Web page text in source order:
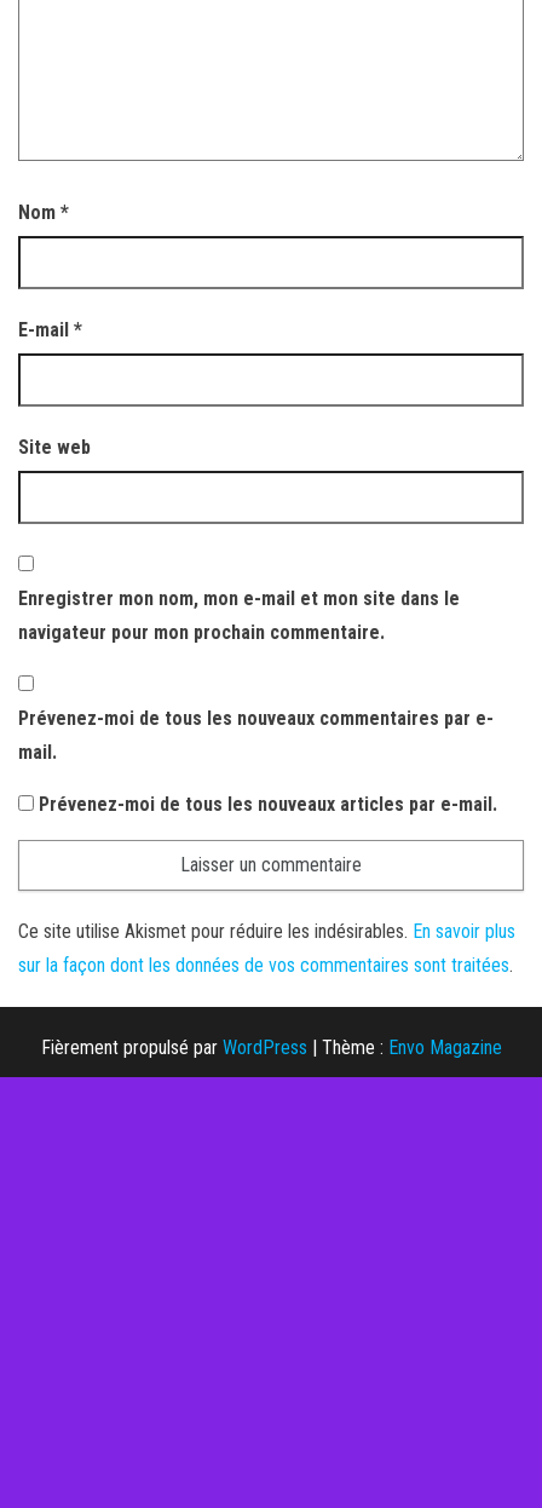
Nom *
E-mail *
Site web
Enregistrer mon nom, mon e-mail et mon site dans le
navigateur pour mon prochain commentaire.
Prévenez-moi de tous les nouveaux commentaires par e-
mail.
Prévenez-moi de tous les nouveaux articles par e-mail.
Ce site utilise Akismet pour réduire les indésirables. En savoir plus
sur la façon dont les données de vos commentaires sont traitées.
Fièrement propulsé par WordPress | Thème : Envo Magazine